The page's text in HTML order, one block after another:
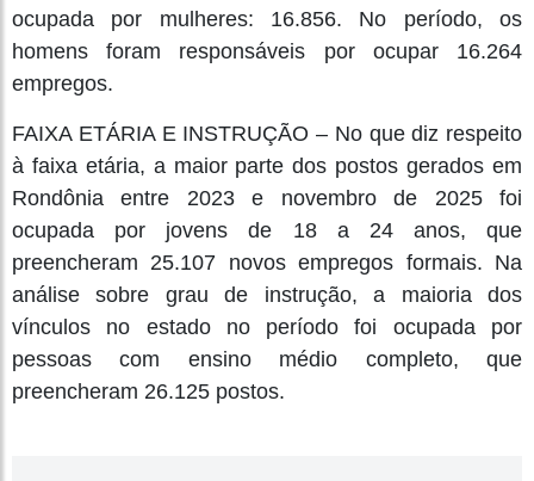
ocupada por mulheres: 16.856. No período, os
homens foram responsáveis por ocupar 16.264
empregos.
FAIXA ETÁRIA E INSTRUÇÃO – No que diz respeito
à faixa etária, a maior parte dos postos gerados em
Rondônia entre 2023 e novembro de 2025 foi
ocupada por jovens de 18 a 24 anos, que
preencheram 25.107 novos empregos formais. Na
análise sobre grau de instrução, a maioria dos
vínculos no estado no período foi ocupada por
pessoas com ensino médio completo, que
preencheram 26.125 postos.